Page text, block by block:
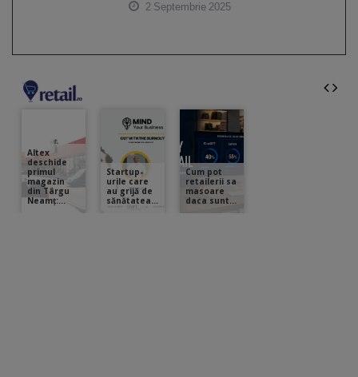
2 Septembrie 2025